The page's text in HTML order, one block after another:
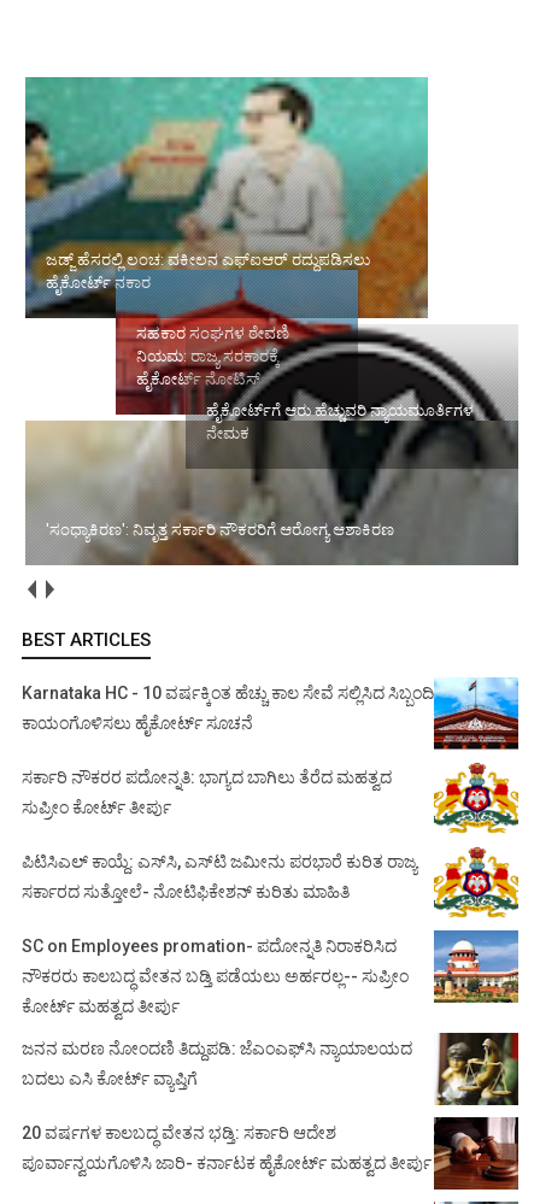
ಜಡ್ಜ್ ಹೆಸರಲ್ಲಿ ಲಂಚ: ವಕೀಲನ ಎಫ್‌ಐಆರ್ ರದ್ದುಪಡಿಸಲು ಹೈಕೋರ್ಟ್ ನಕಾರ
ಸಹಕಾರ ಸಂಘಗಳ ಠೇವಣಿ
ನಿಯಮ: ರಾಜ್ಯ ಸರಕಾರಕ್ಕೆ
ಹೈಕೋರ್ಟ್ ನೋಟಿಸ್
ಹೈಕೋರ್ಟ್‌ಗೆ ಆರು ಹೆಚ್ಚುವರಿ
ನ್ಯಾಯಮೂರ್ತಿಗಳ ನೇಮಕ
'ಸಂಧ್ಯಾಕಿರಣ': ನಿವೃತ್ತ ಸರ್ಕಾರಿ ನೌಕರರಿಗೆ ಆರೋಗ್ಯ ಆಶಾಕಿರಣ
BEST ARTICLES
Karnataka HC - 10 ವರ್ಷಕ್ಕಿಂತ ಹೆಚ್ಚು ಕಾಲ ಸೇವೆ ಸಲ್ಲಿಸಿದ ಸಿಬ್ಬಂದಿ
ಕಾಯಂಗೊಳಿಸಲು ಹೈಕೋರ್ಟ್ ಸೂಚನೆ
ಸರ್ಕಾರಿ ನೌಕರರ ಪದೋನ್ನತಿ: ಭಾಗ್ಯದ ಬಾಗಿಲು ತೆರೆದ ಮಹತ್ವದ
ಸುಪ್ರೀಂ ಕೋರ್ಟ್ ತೀರ್ಪು
ಪಿಟಿಸಿಎಲ್ ಕಾಯ್ದೆ: ಎಸ್‌ಸಿ, ಎಸ್‌ಟಿ ಜಮೀನು ಪರಭಾರೆ ಕುರಿತ ರಾಜ್ಯ
ಸರ್ಕಾರದ ಸುತ್ತೋಲೆ- ನೋಟಿಫಿಕೇಶನ್‌ ಕುರಿತು ಮಾಹಿತಿ
SC on Employees promation- ಪದೋನ್ನತಿ ನಿರಾಕರಿಸಿದ
ನೌಕರರು ಕಾಲಬದ್ಧ ವೇತನ ಬಡ್ತಿ ಪಡೆಯಲು ಅರ್ಹರಲ್ಲ-- ಸುಪ್ರೀಂ
ಕೋರ್ಟ್ ಮಹತ್ವದ ತೀರ್ಪು
ಜನನ ಮರಣ ನೋಂದಣಿ ತಿದ್ದುಪಡಿ: ಜೆಎಂಎಫ್‌ಸಿ ನ್ಯಾಯಾಲಯದ
ಬದಲು ಎಸಿ ಕೋರ್ಟ್‌ ವ್ಯಾಪ್ತಿಗೆ
20 ವರ್ಷಗಳ ಕಾಲಬದ್ಧ ವೇತನ ಭಡ್ತಿ: ಸರ್ಕಾರಿ ಆದೇಶ
ಪೂರ್ವಾನ್ವಯಗೊಳಿಸಿ ಜಾರಿ- ಕರ್ನಾಟಕ ಹೈಕೋರ್ಟ್ ಮಹತ್ವದ ತೀರ್ಪು